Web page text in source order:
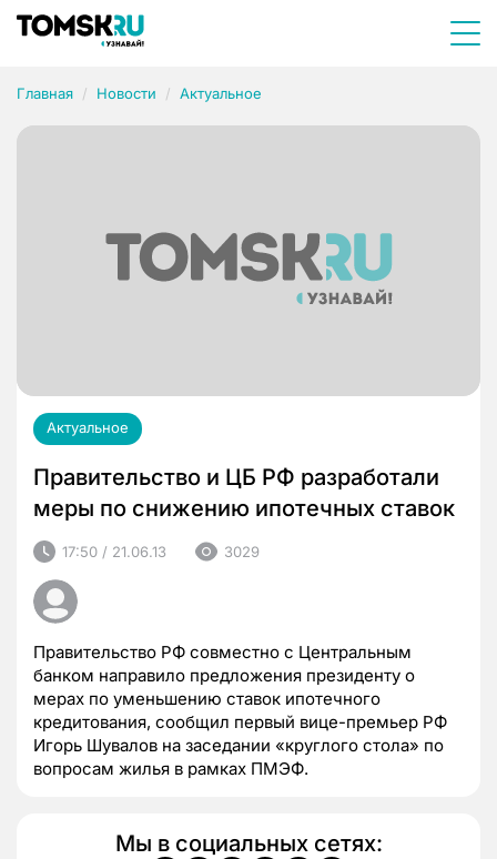
Главная Новости Актуальное
Актуальное
Правительство и ЦБ РФ разработали
меры по снижению ипотечных ставок
17:50 / 21.06.13 3029
Правительство РФ совместно с Центральным
банком направило предложения президенту о
мерах по уменьшению ставок ипотечного
кредитования, сообщил первый вице-премьер РФ
Игорь Шувалов на заседании «круглого стола» по
вопросам жилья в рамках ПМЭФ.
Мы в социальных сетях: